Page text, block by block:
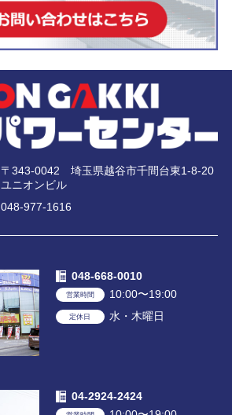
〒343-0042 埼玉県越谷市千間台東1-8-20
ユニオンビル
048-977-1616
048-668-0010
営業時間 10:00〜19:00
定休日 水・木曜日
04-2924-2424